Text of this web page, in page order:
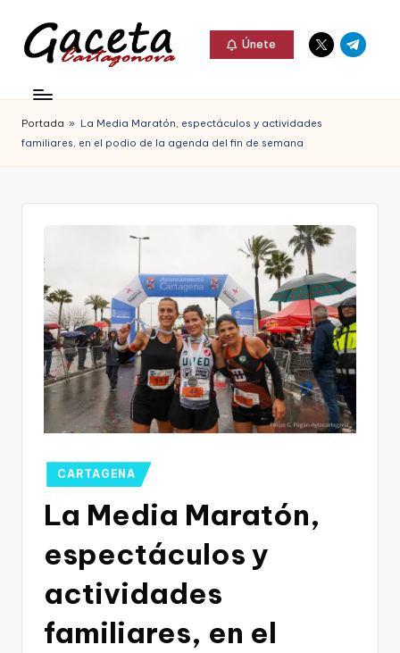
Saltar
contenido
c
e
t
Gaceta
Cartagonova,
La
que
informa
Cartagena,
Cartagena,
Únete
Elemento
del
Elemento
del
Portada » La Media Maratón, espectáculos y actividades
familiares, en el podio de la agenda del fin de semana
Publicado
en
CARTAGENA
La Media Maratón,
espectáculos y
actividades
familiares, en el